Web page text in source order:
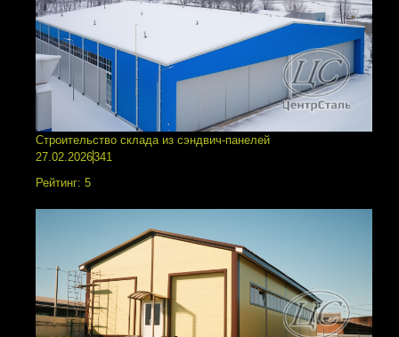
Строительство склада из сэндвич-панелей
27.02.2026341
Рейтинг: 5